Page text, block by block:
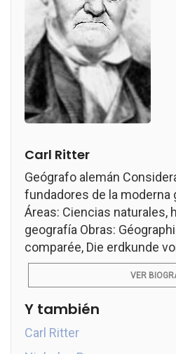
Carl Ritter
Geógrafo alemán
fundadores de la moderna
Áreas: Ciencias naturales,
geografía Obras:
comparée, Die erdkunde
VER
Y también
Carl Ritter